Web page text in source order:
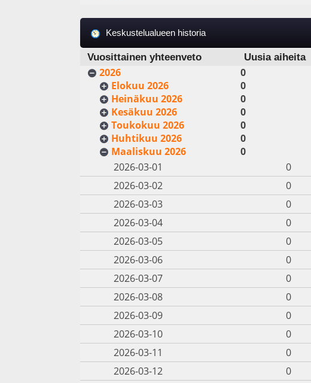
Keskustelualueen historia
Vuosittainen yhteenveto Uusia aiheita
2026 0
Elokuu 2026
0
Heinäkuu 2026
0
Kesäkuu 2026
0
Toukokuu 2026
0
Huhtikuu 2026
0
Maaliskuu 2026
0
2026-03-01
0
2026-03-02
0
2026-03-03
0
2026-03-04
0
2026-03-05
0
2026-03-06
0
2026-03-07
0
2026-03-08
0
2026-03-09
0
2026-03-10
0
2026-03-11
0
2026-03-12
0